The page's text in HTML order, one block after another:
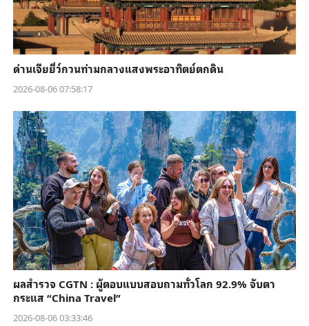
ด่านเจียยี่ว์กวนท่ามกลางแสงพระอาทิตย์ตกดิน
2026-08-06 07:58:17
ผลสำรวจ CGTN : ผู้ตอบแบบสอบถามทั่วโลก 92.9% จับตา
กระแส “China Travel”
2026-08-06 03:33:46